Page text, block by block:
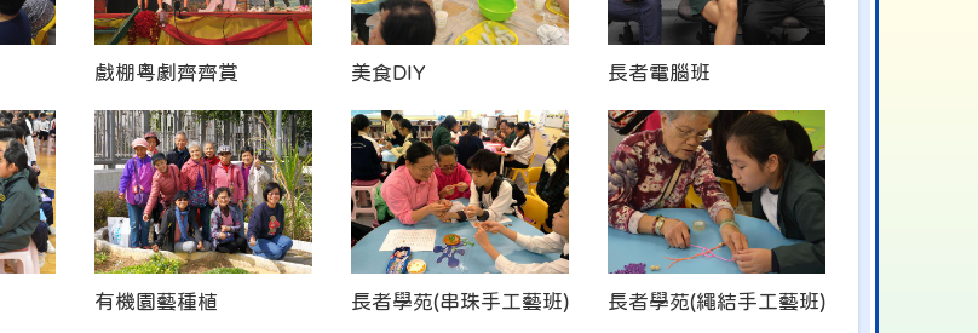
戲棚粵劇齊齊賞 美食DIY 長者電腦班
有機園藝種植 長者學苑(串珠手工藝班) 長者學苑(繩結手工藝班)